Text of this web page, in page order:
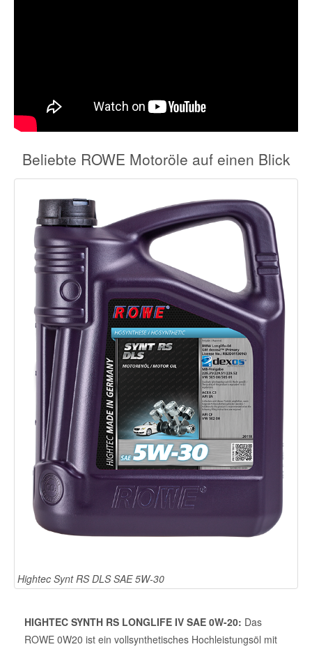
Beliebte ROWE Motoröle auf einen Blick
Hightec Synt RS DLS SAE 5W-30
HIGHTEC SYNTH RS LONGLIFE IV SAE 0W-20: Das
ROWE 0W20 ist ein vollsynthetisches Hochleistungsöl mit